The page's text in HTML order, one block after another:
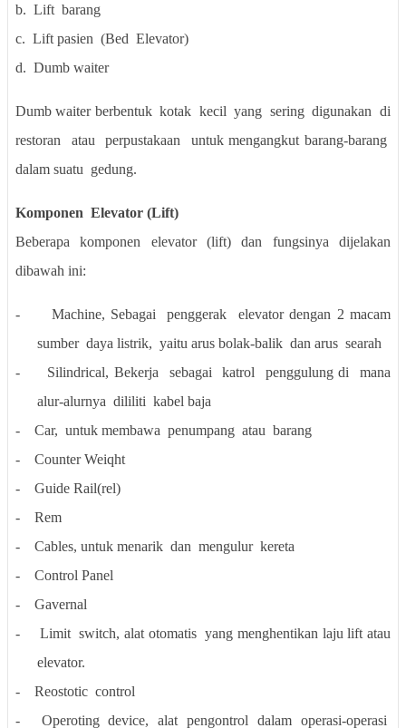
b. Lift barang
c. Lift pasien (Bed Elevator)
d. Dumb waiter
Dumb waiter berbentuk kotak kecil yang sering digunakan di
restoran
atau perpustakaan
untuk mengangkut barang-barang
dalam suatu gedung.
Komponen Elevator (Lift)
Beberapa komponen elevator (lift) dan fungsinya dijelakan
dibawah ini:
- Machine, Sebagai penggerak
elevator dengan 2 macam
sumber daya listrik, yaitu arus bolak-balik dan arus searah
-
Silindrical,Bekerja sebagai katrol penggulung di
mana
alur-alurnya dililiti kabel baja
-
Car, untuk membawa penumpang atau barang
-
Counter Weiqht
-
Guide Rail(rel)
-
Rem
-
Cables, untuk menarik dan mengulur kereta
-
Control Panel
-
Gavernal
-
Limit switch, alat otomatis yang menghentikan laju lift atau
elevator.
-
Reostotic control
-
Operoting device, alat pengontrol dalam operasi-operasi